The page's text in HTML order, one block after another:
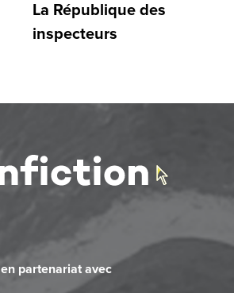
La République des
inspecteurs
en partenariat avec